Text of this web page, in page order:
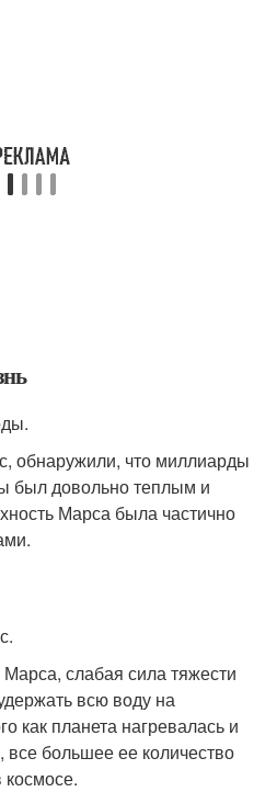
обнаружили, что миллиарды
был довольно теплым и
Марса была частично
слабая сила тяжести
всю воду на
как планета нагревалась и
большее ее количество
космосе.